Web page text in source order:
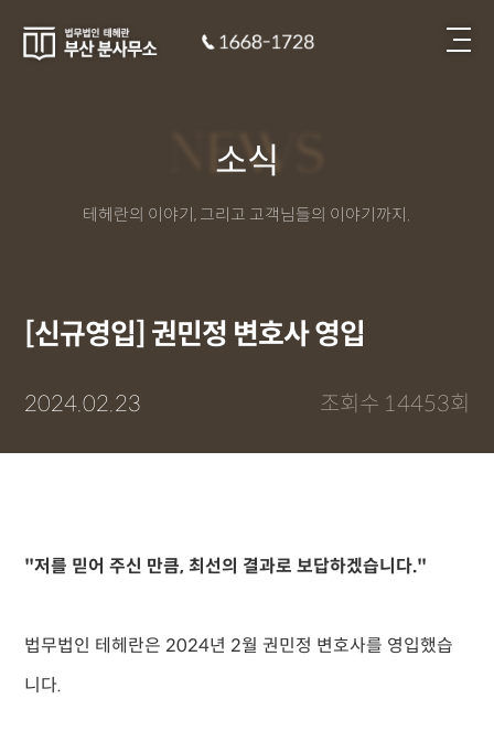
NEWS
소식
테헤란의 이야기, 그리고 고객님들의 이야기까지.
[신규영입] 권민정 변호사 영입
2024.02.23 조회수 14453회
"저를 믿어 주신 만큼, 최선의 결과로 보답하겠습니다."
법무법인 테헤란은 2024년 2월 권민정 변호사를 영입했습
니다.